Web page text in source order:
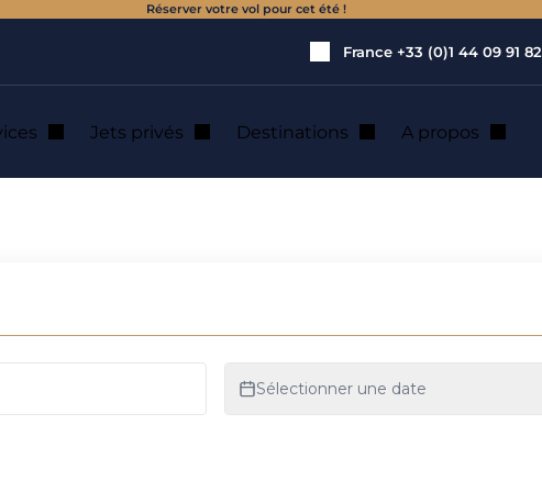
Réserver votre vol pour cet été !
France +33 (0)1 44 09 91 82
Jets privés Destinations A propos